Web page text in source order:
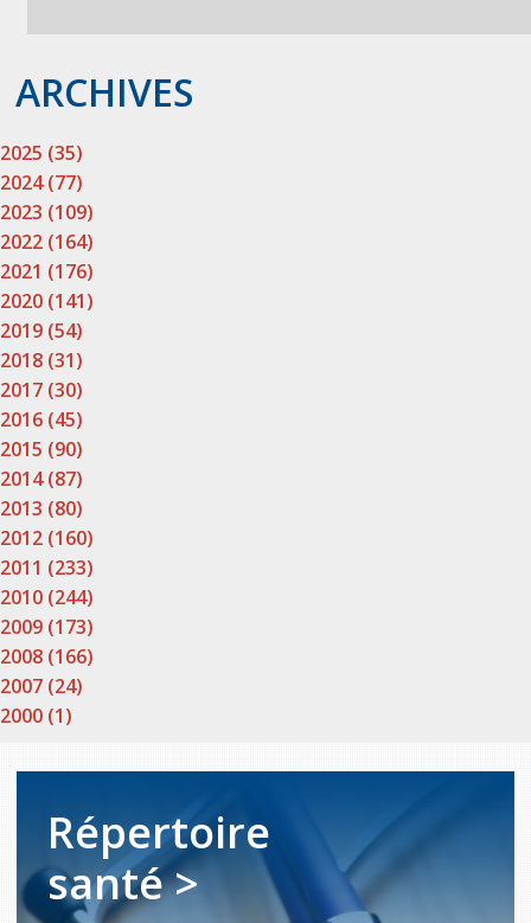
ARCHIVES
2025 (35)
2024 (77)
2023 (109)
2022 (164)
2021 (176)
2020 (141)
2019 (54)
2018 (31)
2017 (30)
2016 (45)
2015 (90)
2014 (87)
2013 (80)
2012 (160)
2011 (233)
2010 (244)
2009 (173)
2008 (166)
2007 (24)
2000 (1)
Répertoire
santé >